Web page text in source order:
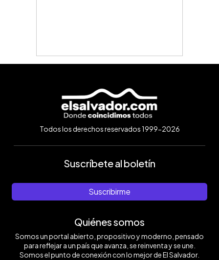
Todos los derechos reservados 1999-2026
Suscríbete al boletín
Suscribirme
Quiénes somos
Somos un portal abierto, propositivo y moderno, pensado
para reflejar a un país que avanza, se reinventa y se une.
Somos el punto de conexión con lo mejor de El Salvador.